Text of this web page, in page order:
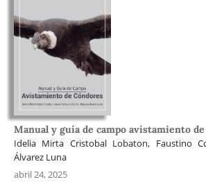
Manual y guía de campo avistamiento
Idelia Mirta Cristobal Lobaton, Faustino
Álvarez Luna
abril 24, 2025